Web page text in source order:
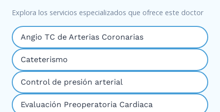
Explora los servicios especializados que ofrece este doctor
Angio TC de Arterias Coronarias
Cateterismo
Control de presión arterial
Evaluación Preoperatoria Cardiaca